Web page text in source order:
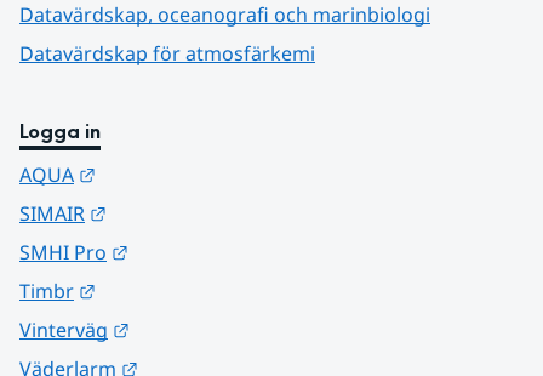
Datavärdskap, oceanografi och marinbiologi
Datavärdskap för atmosfärkemi
Logga in
AQUA
SIMAIR
SMHI Pro
Timbr
Vinterväg
Väderlarm